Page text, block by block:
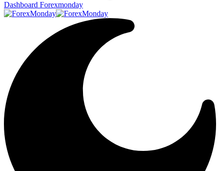
Dashboard Forexmonday